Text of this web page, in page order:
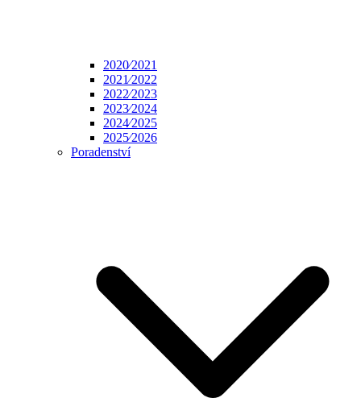
2020⁄2021
2021⁄2022
2022⁄2023
2023⁄2024
2024⁄2025
2025⁄2026
Poradenství